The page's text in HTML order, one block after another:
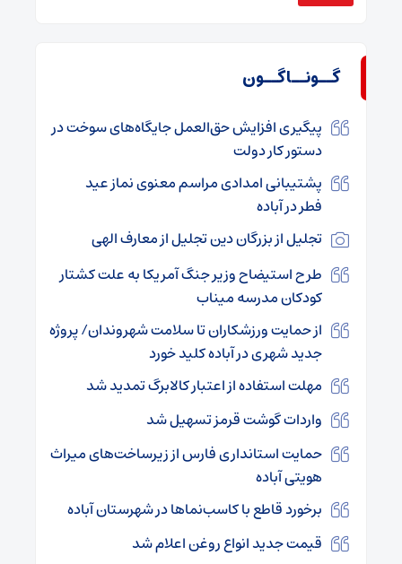
گــونــاگــون
پیگیری افزایش حق‌العمل جایگاه‌های سوخت در
دستور کار دولت
پشتیبانی امدادی مراسم معنوی نماز عید
فطر در آباده
تجلیل از بزرگان دین تجلیل از معارف الهی
طرح استیضاح وزیر جنگ آمریکا به علت کشتار
کودکان مدرسه میناب
از حمایت ورزشکاران تا سلامت شهروندان/ پروژه
جدید شهری در آباده کلید خورد
مهلت استفاده از اعتبار کالابرگ تمدید شد
واردات گوشت قرمز تسهیل شد
حمایت استانداری فارس از زیرساخت‌های میراث
هویتی آباده
برخورد قاطع با کاسب‌نماها در شهرستان آباده
قیمت‌ جدید انواع روغن اعلام شد